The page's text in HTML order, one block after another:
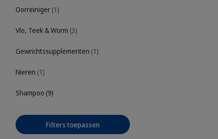
Oorreiniger (1)
Vlo, Teek & Worm (3)
Gewrichtssupplementen (1)
Nieren (1)
Shampoo (9)
Filters toepassen